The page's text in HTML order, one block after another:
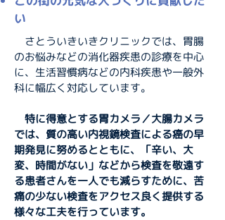
い
さとういきいきクリニックでは、胃腸
のお悩みなどの消化器疾患の診療を中心
に、生活習慣病などの内科疾患や一般外
科に幅広く対応しています。
特に得意とする胃カメラ／大腸カメラ
では、 質の高い内視鏡検査による癌の早
期発見に努めるとともに、「辛い、大
変、時間がない」などから検査を敬遠す
る患者さんを一人でも減らすために、苦
痛の少ない検査をアクセス良く提供する
様々な工夫を行っています。